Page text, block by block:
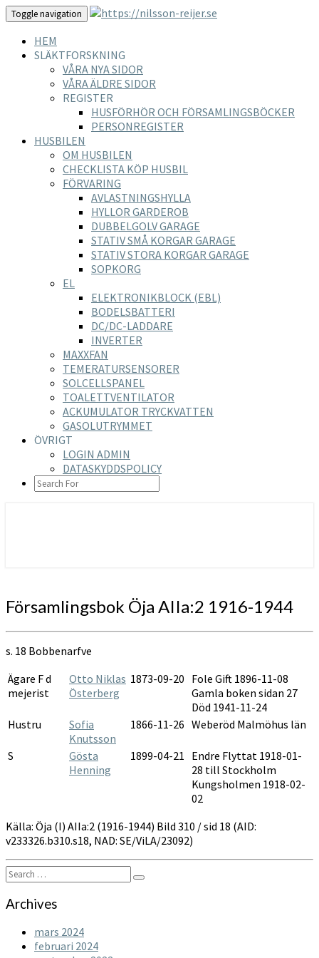
Toggle navigation
HEM
SLÄKTFORSKNING
VÅRA NYA SIDOR
VÅRA ÄLDRE SIDOR
REGISTER
HUSFÖRHÖR OCH FÖRSAMLINGSBÖCKER
PERSONREGISTER
HUSBILEN
OM HUSBILEN
CHECKLISTA KÖP HUSBIL
FÖRVARING
AVLASTNINGSHYLLA
HYLLOR GARDEROB
DUBBELGOLV GARAGE
STATIV SMÅ KORGAR GARAGE
STATIV STORA KORGAR GARAGE
SOPKORG
EL
ELEKTRONIKBLOCK (EBL)
BODELSBATTERI
DC/DC-LADDARE
INVERTER
MAXXFAN
TEMERATURSENSORER
SOLCELLSPANEL
TOALETTVENTILATOR
ACKUMULATOR TRYCKVATTEN
GASOLUTRYMMET
ÖVRIGT
LOGIN ADMIN
DATASKYDDSPOLICY
SEARCH
ICON
Församlingsbok
Öja
AIIa:2
1916-
1944
Församlingsbok Öja AIIa:2 1916-1944
s. 18 Bobbenarfve
Ägare F d
mejerist
Otto Niklas
Österberg
1873-09-20 Fole Gift 1896-11-08
Gamla boken sidan 27
Död 1941-11-24
Hustru
Sofia
Knutsson
1866-11-26 Weberöd Malmöhus län
S
Gösta
Henning
1899-04-21 Endre Flyttat 1918-01-
28 till Stockholm
Kungsholmen 1918-02-
02
Källa: Öja (I) AIIa:2 (1916-1944) Bild 310 / sid 18 (AID:
v233326.b310.s18, NAD: SE/ViLA/23092)
Search
for:
Search
Archives
mars 2024
februari 2024